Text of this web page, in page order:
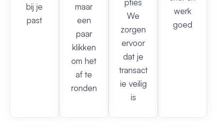
bij je
past
maar
een
paar
klikken
om het
af te
ronden
pties
We
zorgen
ervoor
dat je
transact
ie veilig
is
werk
goed